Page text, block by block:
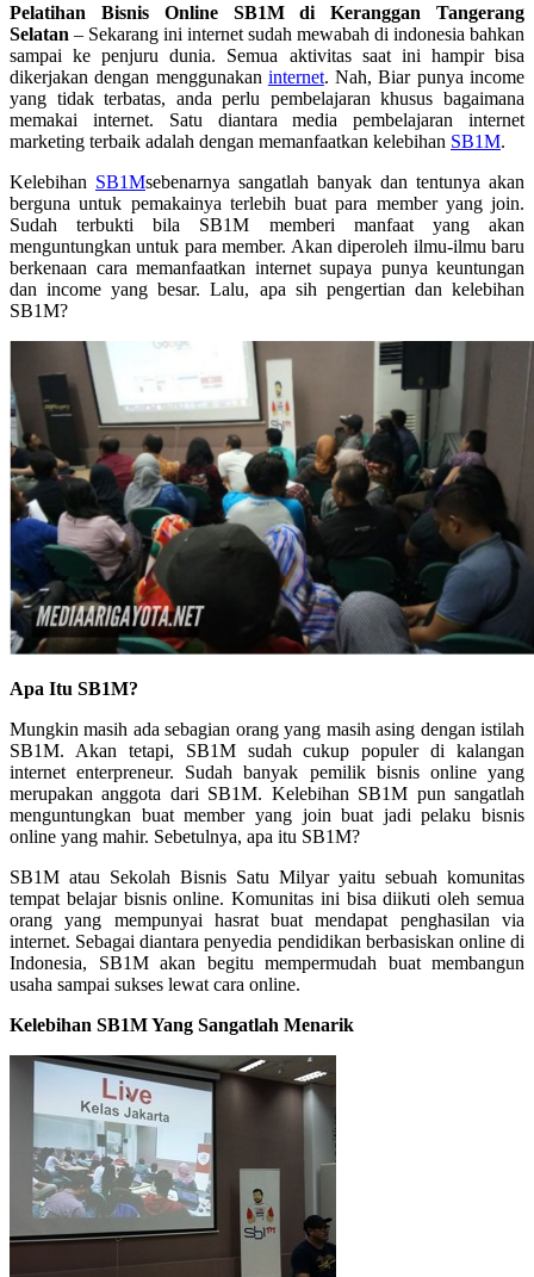
Pelatihan Bisnis Online SB1M di Keranggan Tangerang
Selatan – Sekarang ini internet sudah mewabah di indonesia bahkan
sampai ke penjuru dunia. Semua aktivitas saat ini hampir bisa
dikerjakan dengan menggunakan internet. Nah, Biar punya income
yang tidak terbatas, anda perlu pembelajaran khusus bagaimana
memakai internet. Satu diantara media pembelajaran internet
marketing terbaik adalah dengan memanfaatkan kelebihan SB1M.
Kelebihan SB1Msebenarnya sangatlah banyak dan tentunya akan
berguna untuk pemakainya terlebih buat para member yang join.
Sudah terbukti bila SB1M memberi manfaat yang akan
menguntungkan untuk para member. Akan diperoleh ilmu-ilmu baru
berkenaan cara memanfaatkan internet supaya punya keuntungan
dan income yang besar. Lalu, apa sih pengertian dan kelebihan
SB1M?
Apa Itu SB1M?
Mungkin masih ada sebagian orang yang masih asing dengan istilah
SB1M. Akan tetapi, SB1M sudah cukup populer di kalangan
internet enterpreneur. Sudah banyak pemilik bisnis online yang
merupakan anggota dari SB1M. Kelebihan SB1M pun sangatlah
menguntungkan buat member yang join buat jadi pelaku bisnis
online yang mahir. Sebetulnya, apa itu SB1M?
SB1M atau Sekolah Bisnis Satu Milyar yaitu sebuah komunitas
tempat belajar bisnis online. Komunitas ini bisa diikuti oleh semua
orang yang mempunyai hasrat buat mendapat penghasilan via
internet. Sebagai diantara penyedia pendidikan berbasiskan online di
Indonesia, SB1M akan begitu mempermudah buat membangun
usaha sampai sukses lewat cara online.
Kelebihan SB1M Yang Sangatlah Menarik